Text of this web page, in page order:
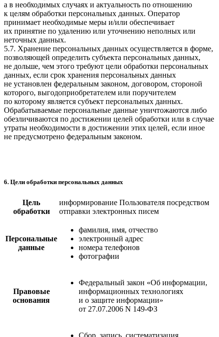
а в необходимых случаях и актуальность по отношению
к целям обработки персональных данных. Оператор
принимает необходимые меры и/или обеспечивает
их принятие по удалению или уточнению неполных или
неточных данных.
5.7. Хранение персональных данных осуществляется в форме,
позволяющей определить субъекта персональных данных,
не дольше, чем этого требуют цели обработки персональных
данных, если срок хранения персональных данных
не установлен федеральным законом, договором, стороной
которого, выгодоприобретателем или поручителем
по которому является субъект персональных данных.
Обрабатываемые персональные данные уничтожаются либо
обезличиваются по достижении целей обработки или в случае
утраты необходимости в достижении этих целей, если иное
не предусмотрено федеральным законом.
6. Цели обработки персональных данных
Цель
обработки
информирование Пользователя посредством
отправки электронных писем
Персональные
данные
фамилия, имя, отчество
электронный адрес
номера телефонов
фотографии
Правовые
основания
Федеральный закон «Об информации,
информационных технологиях
и о защите информации»
от 27.07.2006 N 149-ФЗ